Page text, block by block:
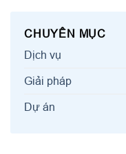
CHUYÊN MỤC
Dịch vụ
Giải pháp
Dự án